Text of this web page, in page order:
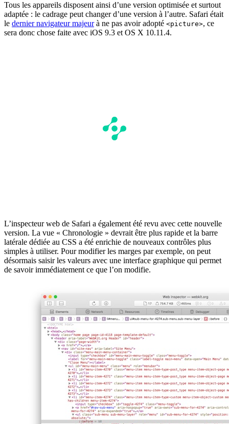
Tous les appareils disposent ainsi d’une version optimisée et surtout
adaptée : le cadrage peut changer d’une version à l’autre. Safari était
le dernier navigateur majeurà ne pas avoir adopté <picture>, ce
sera donc chose faite avec iOS 9.3 et OS X 10.11.4.
L’inspecteur web de Safari a également été revu avec cette nouvelle
version. La vue « Chronologie » devrait être plus rapide et la barre
latérale dédiée au CSS a été enrichie de nouveaux contrôles plus
simples à utiliser. Pour modifier les marges par exemple, on peut
désormais saisir les valeurs avec une interface graphique qui permet
de savoir immédiatement ce que l’on modifie.